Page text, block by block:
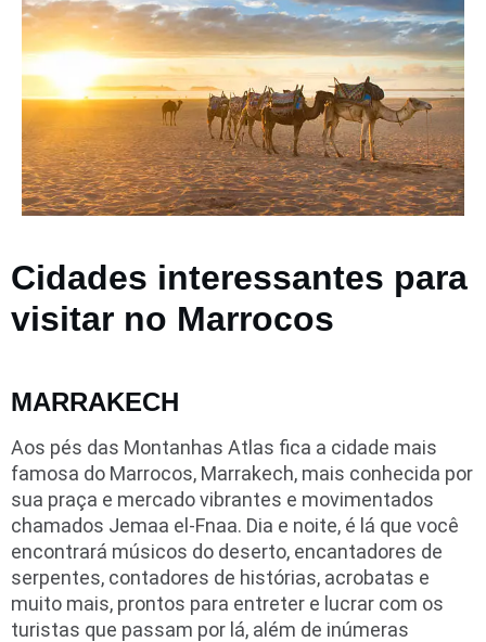
Cidades interessantes para
visitar no Marrocos
MARRAKECH
Aos pés das Montanhas Atlas fica a cidade mais
famosa do Marrocos, Marrakech, mais conhecida por
sua praça e mercado vibrantes e movimentados
chamados Jemaa el-Fnaa. Dia e noite, é lá que você
encontrará músicos do deserto, encantadores de
serpentes, contadores de histórias, acrobatas e
muito mais, prontos para entreter e lucrar com os
turistas que passam por lá, além de inúmeras